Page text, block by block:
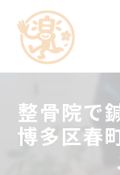
整骨院で
博多区春